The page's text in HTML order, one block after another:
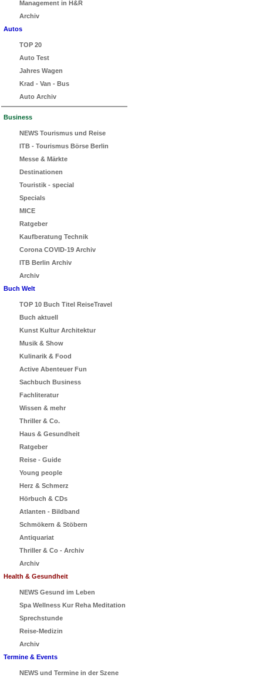
Management in H&R
Archiv
Autos
TOP 20
Auto Test
Jahres Wagen
Krad - Van - Bus
Auto Archiv
Business
NEWS Tourismus und Reise
ITB - Tourismus Börse Berlin
Messe & Märkte
Destinationen
Touristik - special
Specials
MICE
Ratgeber
Kaufberatung Technik
Corona COVID-19 Archiv
ITB Berlin Archiv
Archiv
Buch Welt
TOP 10 Buch Titel ReiseTravel
Buch aktuell
Kunst Kultur Architektur
Musik & Show
Kulinarik & Food
Active Abenteuer Fun
Sachbuch Business
Fachliteratur
Wissen & mehr
Thriller & Co.
Haus & Gesundheit
Ratgeber
Reise - Guide
Young people
Herz & Schmerz
Hörbuch & CDs
Atlanten - Bildband
Schmökern & Stöbern
Antiquariat
Thriller & Co - Archiv
Archiv
Health & Gesundheit
NEWS Gesund im Leben
Spa Wellness Kur Reha Meditation
Sprechstunde
Reise-Medizin
Archiv
Termine & Events
NEWS und Termine in der Szene